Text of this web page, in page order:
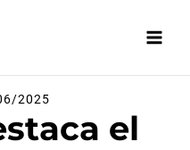
2025
el